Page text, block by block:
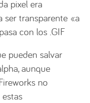
pixel era
ser transparente «a
con los .GIF
pueden salvar
aunque
no